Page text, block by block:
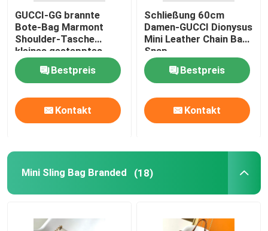
Fälle
Blog
Gebrandmarkte Damen Handtasche
Gebrandmarkter Bote Bag
GUCCI-GG brannte
Bote-Bag Marmont
Shoulder-Tasche
kleines gestepptes
Leder ein
Bestpreis
Kontakt
Schließung 60cm
Damen-GUCCI Dionysus
Mini Leather Chain Bag
Snap
Bestpreis
Kontakt
Mini Sling Bag Branded (18)